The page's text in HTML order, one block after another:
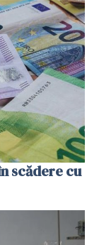
scădere cu